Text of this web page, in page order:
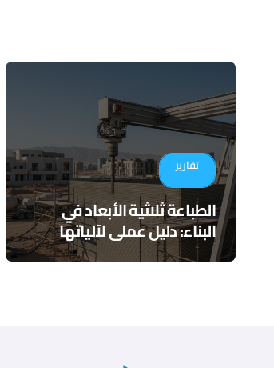
تقارير
الطباعة ثلاثية الأبعاد في
البناء: دليل عملي لآلياتها
وتطبيقاتها المستقبلية